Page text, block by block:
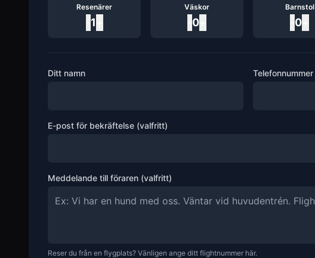
Resenärer
1
Väskor
0
Barnstol
0
Ditt namn Telefonnummer
E-post för bekräftelse (valfritt)
Meddelande till föraren (valfritt)
Reser du från en flygplats? Vänligen ange ditt flightnummer här.